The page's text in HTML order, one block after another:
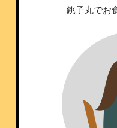
銚子丸でお